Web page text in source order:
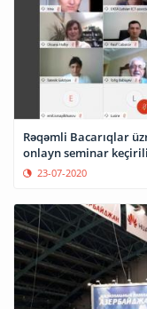
Rəqəmli Bacarıqlar
onlayn seminar
23-07-2020